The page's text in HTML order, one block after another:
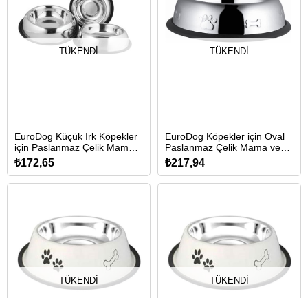
TÜKENDI
EuroDog Küçük Irk Köpekler
için Paslanmaz Çelik Mama
ve Su Kabı 15,5cm/475ml
₺172,65
TÜKENDI
EuroDog Köpekler için Oval
Paslanmaz Çelik Mama ve
Su Kabı 17cm/700ml
₺217,94
TÜKENDI TÜKENDI